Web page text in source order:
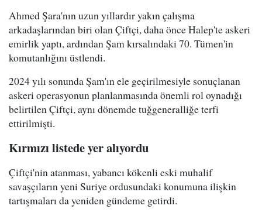
Ahmed Şara'nın uzun yıllardır yakın çalışma
arkadaşlarından biri olan Çiftçi, daha önce Halep'te askeri
emirlik yaptı, ardından Şam kırsalındaki 70. Tümen'in
komutanlığını üstlendi.
2024 yılı sonunda Şam'ın ele geçirilmesiyle sonuçlanan
askeri operasyonun planlanmasında önemli rol oynadığı
belirtilen Çiftçi, aynı dönemde tuğgeneralliğe terfi
ettirilmişti.
Kırmızı listede yer alıyordu
Çiftçi'nin atanması, yabancı kökenli eski muhalif
savaşçıların yeni Suriye ordusundaki konumuna ilişkin
tartışmaları da yeniden gündeme getirdi.